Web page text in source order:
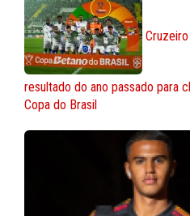
resultado do ano passado para
Copa do Brasil